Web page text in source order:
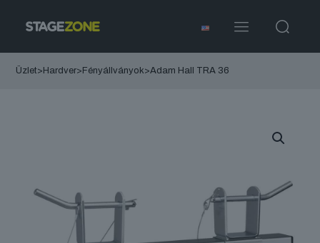
Üzlet> Hardver> Fényállványok>Adam Hall TRA 36